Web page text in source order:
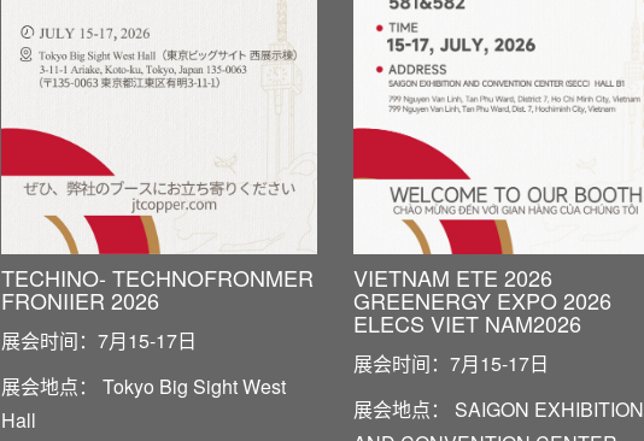
TECHINO- TECHNOFRONMER
FRONIIER 2026
展会时间：7月15-17日
展会地点： Tokyo Big Sight West
Hall
VIETNAM ETE 2026
GREENERGY EXPO 2026
ELECS VIET NAM2026
展会时间：7月15-17日
展会地点： SAIGON EXHIBITION